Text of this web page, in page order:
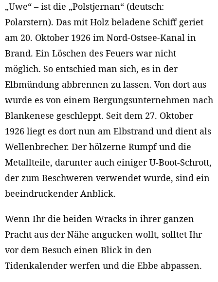
„Uwe“ – ist die „Polstjernan“ (deutsch:
Polarstern). Das mit Holz beladene Schiff geriet
am 20. Oktober 1926 im Nord-Ostsee-Kanal in
Brand. Ein Löschen des Feuers war nicht
möglich. So entschied man sich, es in der
Elbmündung abbrennen zu lassen. Von dort aus
wurde es von einem Bergungsunternehmen nach
Blankenese geschleppt. Seit dem 27. Oktober
1926 liegt es dort nun am Elbstrand und dient als
Wellenbrecher. Der hölzerne Rumpf und die
Metallteile, darunter auch einiger U-Boot-Schrott,
der zum Beschweren verwendet wurde, sind ein
beeindruckender Anblick.
Wenn Ihr die beiden Wracks in ihrer ganzen
Pracht aus der Nähe angucken wollt, solltet Ihr
vor dem Besuch einen Blick in den
Tidenkalender werfen und die Ebbe abpassen.